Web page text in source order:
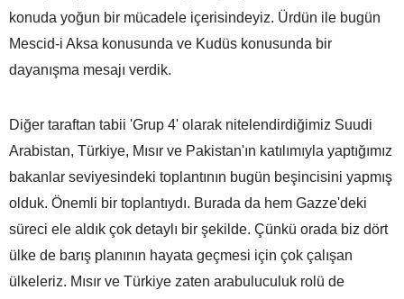
konuda yoğun bir mücadele içerisindeyiz. Ürdün ile bugün
Mescid-i Aksa konusunda ve Kudüs konusunda bir
dayanışma mesajı verdik.
Diğer taraftan tabii 'Grup 4' olarak nitelendirdiğimiz Suudi
Arabistan, Türkiye, Mısır ve Pakistan'ın katılımıyla yaptığımız
bakanlar seviyesindeki toplantının bugün beşincisini yapmış
olduk. Önemli bir toplantıydı. Burada da hem Gazze'deki
süreci ele aldık çok detaylı bir şekilde. Çünkü orada biz dört
ülke de barış planının hayata geçmesi için çok çalışan
ülkeleriz. Mısır ve Türkiye zaten arabuluculuk rolü de